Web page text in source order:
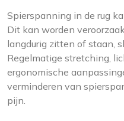
Spierspanning in de rug
Dit kan worden
langdurig zitten of staan,
Regelmatige stretching,
ergonomische
verminderen van
pijn.